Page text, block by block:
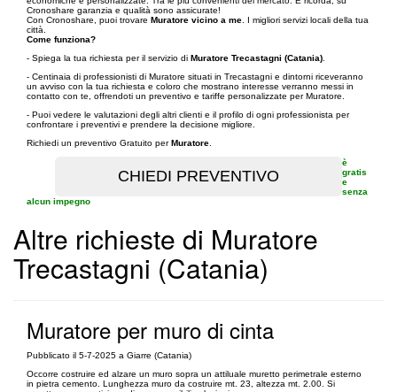
Cronoshare garanzia e qualità sono assicurate!
Con Cronoshare, puoi trovare Muratore vicino a me . I migliori servizi locali della tua
città.
Come funziona?
- Spiega la tua richiesta per il servizio di Muratore Trecastagni (Catania)
- Centinaia di professionisti di Muratore situati in Trecastagni e dintorni riceveranno
un avviso con la tua richiesta e coloro che mostrano interesse verranno messi in
contatto con te, offrendoti un preventivo e tariffe personalizzate per Muratore.
- Puoi vedere le valutazioni degli altri clienti e il profilo di ogni professionista per
confrontare i preventivi e prendere la decisione migliore.
Richiedi un preventivo Gratuito perMuratore
è
gratis
e
senza
alcun impegno
Altre richieste di Muratore
Trecastagni (Catania)
Muratore per muro di cinta
Pubblicato il 5-7-2025 a Giarre (Catania)
Occorre costruire ed alzare un muro sopra un attiluale muretto perimetrale esterno
in pietra cemento. Lunghezza muro da costruire mt. 23, altezza mt. 2.00. Si